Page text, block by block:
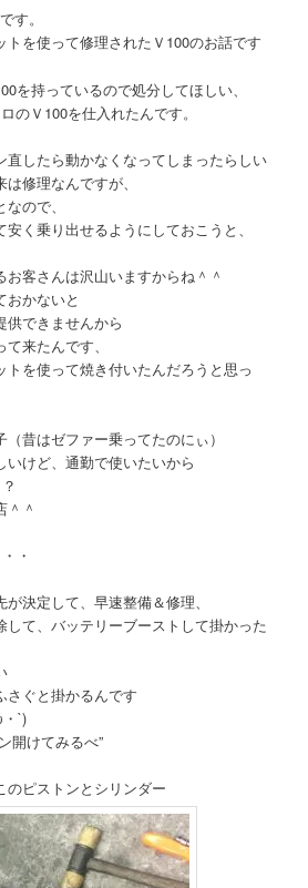
す。
トを使って修理されたＶ100のお話です
を持っているので処分してほしい、
のＶ100を仕入れたんです。
直したら動かなくなってしまったらしい
修理なんですが、
ので、
く乗り出せるようにしておこうと、
客さんは沢山いますからね＾＾
おかないと
供できませんから
来たんです、
トを使って焼き付いたんだろうと思っ
昔はゼファー乗ってたのにぃ）
けど、通勤で使いたいから
＾＾
・
決定して、早速整備＆修理、
して、バッテリーブーストして掛かった
さぐと掛かるんです
`)
開けてみるべ”
のピストンとシリンダー